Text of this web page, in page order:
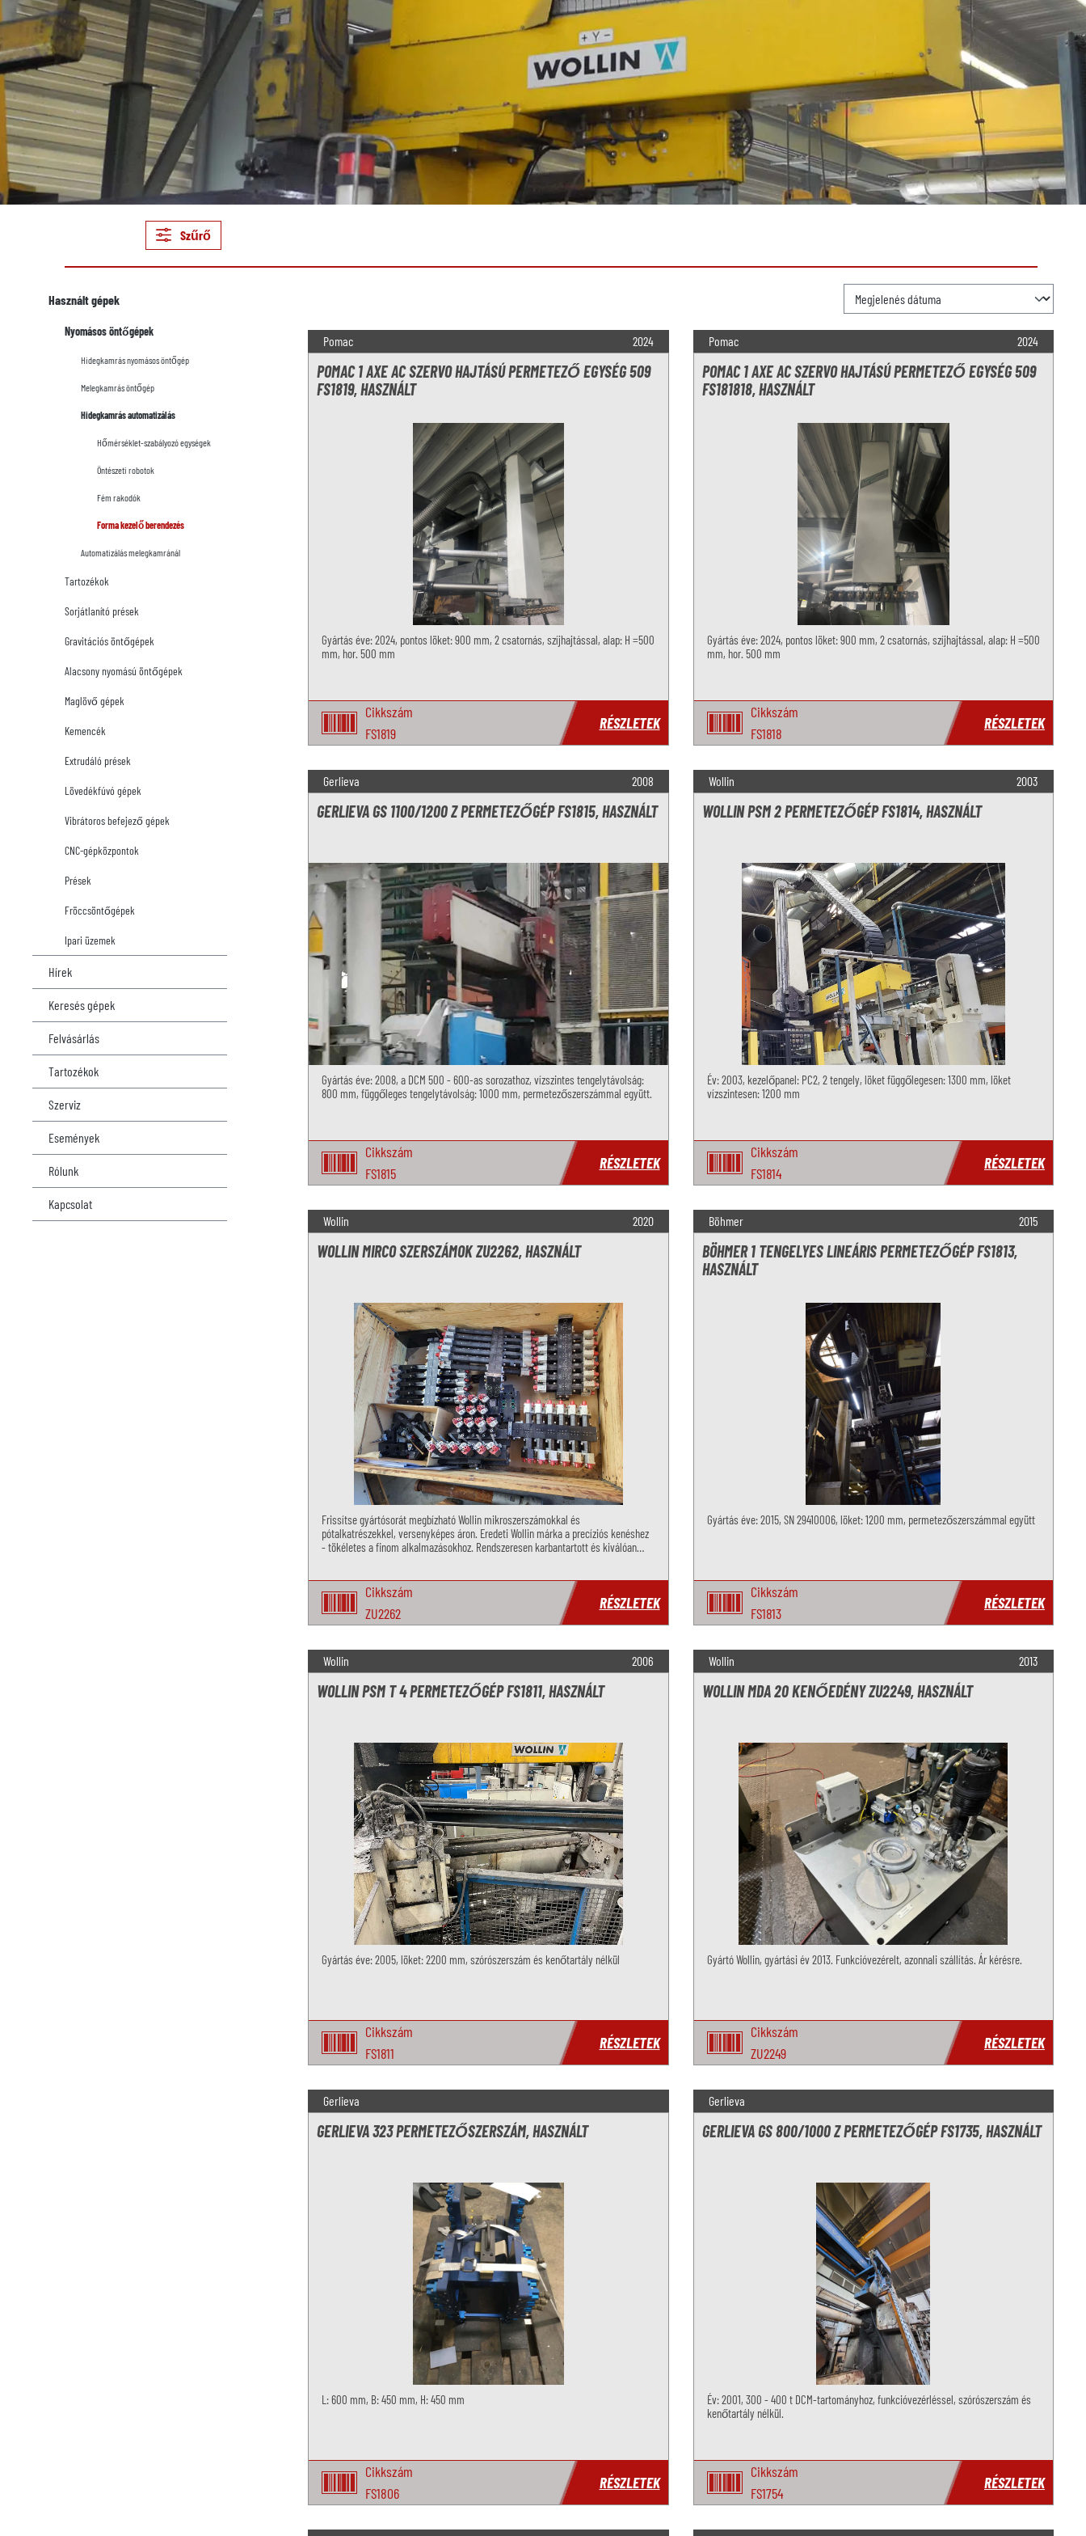
Szűrő
Használt gépek
Nyomásos öntőgépek
Hidegkamrás nyomásos öntőgép
Melegkamrás öntőgép
Hidegkamrás automatizálás
Hőmérséklet-szabályozó egységek
Öntészeti robotok
Fém rakodók
Forma kezelő berendezés
Automatizálás melegkamránál
Tartozékok
Sorjátlanító prések
Gravitációs öntőgépek
Alacsony nyomású öntőgépek
Maglövő gépek
Kemencék
Extrudáló prések
Lövedékfúvó gépek
Vibrátoros befejező gépek
CNC-gépközpontok
Prések
Fröccsöntőgépek
Ipari üzemek
Hírek
Keresés gépek
Felvásárlás
Tartozékok
Szerviz
Események
Rólunk
Kapcsolat
Pomac 2024
POMAC 1 AXE AC SZERVO HAJTÁSÚ PERMETEZŐ EGYSÉG 509
FS1819, HASZNÁLT
Gyártás éve: 2024, pontos löket: 900 mm, 2 csatornás, szíjhajtással, alap: H =500
mm, hor. 500 mm
Cikkszám
FS1819
RÉSZLETEK
Pomac 2024
POMAC 1 AXE AC SZERVO HAJTÁSÚ PERMETEZŐ EGYSÉG 509
FS181818, HASZNÁLT
Gyártás éve: 2024, pontos löket: 900 mm, 2 csatornás, szíjhajtással, alap: H =500
mm, hor. 500 mm
Cikkszám
FS1818
RÉSZLETEK
Gerlieva 2008
GERLIEVA GS 1100/1200 Z PERMETEZŐGÉP FS1815, HASZNÁLT
Gyártás éve: 2008, a DCM 500 - 600-as sorozathoz, vízszintes tengelytávolság:
800 mm, függőleges tengelytávolság: 1000 mm, permetezőszerszámmal együtt.
Cikkszám
FS1815
RÉSZLETEK
Wollin 2003
WOLLIN PSM 2 PERMETEZŐGÉP FS1814, HASZNÁLT
Év: 2003, kezelőpanel: PC2, 2 tengely, löket függőlegesen: 1300 mm, löket
vízszintesen: 1200 mm
Cikkszám
FS1814
RÉSZLETEK
Wollin 2020
WOLLIN MIRCO SZERSZÁMOK ZU2262, HASZNÁLT
Frissítse gyártósorát megbízható Wollin mikroszerszámokkal és
pótalkatrészekkel, versenyképes áron. Eredeti Wollin márka a precíziós kenéshez
- tökéletes a finom alkalmazásokhoz. Rendszeresen karbantartott és kiválóan
Cikkszám
ZU2262
RÉSZLETEK
Böhmer 2015
BÖHMER 1 TENGELYES LINEÁRIS PERMETEZŐGÉP FS1813,
HASZNÁLT
Gyártás éve: 2015, SN 29410006, löket: 1200 mm, permetezőszerszámmal együtt
Cikkszám
FS1813
RÉSZLETEK
Wollin 2006
WOLLIN PSM T 4 PERMETEZŐGÉP FS1811, HASZNÁLT
Gyártás éve: 2005, löket: 2200 mm, szórószerszám és kenőtartály nélkül
Cikkszám
FS1811
RÉSZLETEK
Wollin 2013
WOLLIN MDA 20 KENŐEDÉNY ZU2249, HASZNÁLT
Gyártó Wollin, gyártási év 2013. Funkcióvezérelt, azonnali szállítás. Ár kérésre.
Cikkszám
ZU2249
RÉSZLETEK
Gerlieva
GERLIEVA 323 PERMETEZŐSZERSZÁM, HASZNÁLT
L: 600 mm, B: 450 mm, H: 450 mm
Cikkszám
FS1806
RÉSZLETEK
Gerlieva
GERLIEVA GS 800/1000 Z PERMETEZŐGÉP FS1735, HASZNÁLT
Év: 2001, 300 - 400 t DCM-tartományhoz, funkcióvezérléssel, szórószerszám és
kenőtartály nélkül.
Cikkszám
FS1754
RÉSZLETEK